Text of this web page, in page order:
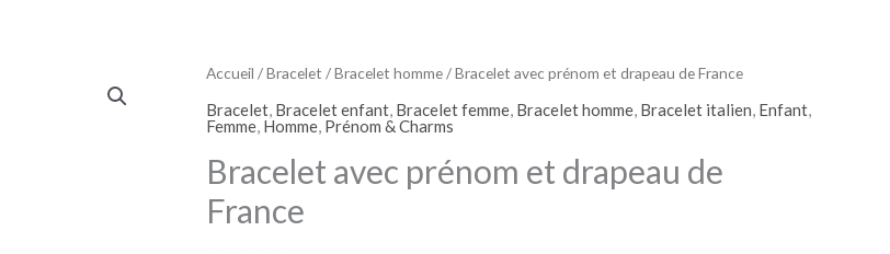
Accueil /Bracelet /Bracelet homme/ Bracelet avec prénom et drapeau de France
Bracelet, Bracelet enfant, Bracelet femme, Bracelet homme, Bracelet italien, Enfant,
Femme, Homme, Prénom & Charms
Bracelet avec prénom et drapeau de
France
quantité
Bracelet
prénom
et
drapeau